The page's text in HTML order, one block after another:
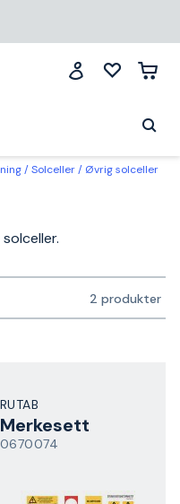
Solceller Øvrig solceller
2 produkter
RUTAB
Merkesett
0670074